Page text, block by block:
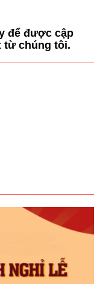
để được cập
từ chúng tôi.